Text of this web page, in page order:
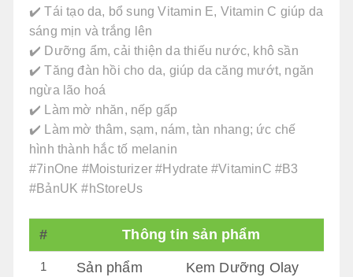
✔️ Tái tạo da, bổ sung Vitamin E, Vitamin C giúp da
sáng mịn và trắng lên
✔️ Dưỡng ẩm, cải thiện da thiếu nước, khô sần
✔️ Tăng đàn hồi cho da, giúp da căng mướt, ngăn
ngừa lão hoá
✔️ Làm mờ nhăn, nếp gấp
✔️ Làm mờ thâm, sạm, nám, tàn nhang; ức chế
hình thành hắc tố melanin
#7inOne #Moisturizer #Hydrate #VitaminC #B3
#BảnUK #hStoreUs
# Thông tin sản phẩm
1 Sản phẩm
Kem Dưỡng Olay